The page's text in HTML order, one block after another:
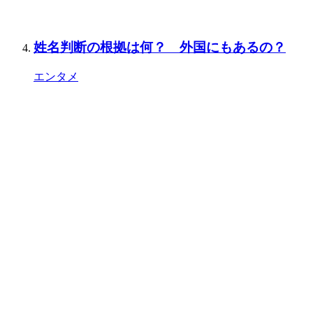
姓名判断の根拠は何？ 外国にもあるの？
エンタメ